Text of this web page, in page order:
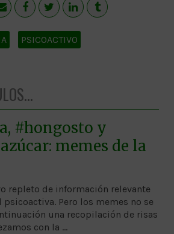
PSICOACTIVO
#hongosto y
memes de la
repleto de información relevante
Pero los memes no se
una recopilación de risas
con la …